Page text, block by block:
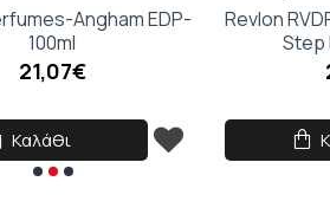
Angham EDP-
100ml
21,07€
Καλάθι
Revlon
Step